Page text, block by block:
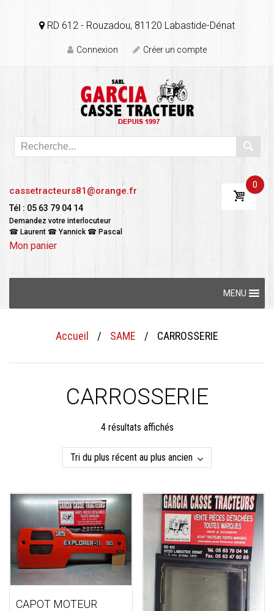
RD 612 - Rouzadou, 81120 Labastide-Dénat
Connexion Créer un compte
cassetracteurs81@orange.fr
Tél : 05 63 79 04 14
Demandez votre interlocuteur
☎ Laurent ☎ Yannick ☎ Pascal
Mon panier
0
MENU
Accueil / SAME / CARROSSERIE
CARROSSERIE
4 résultats affichésTrié
du
plus
au
plus
ancien
CAPOT MOTEUR